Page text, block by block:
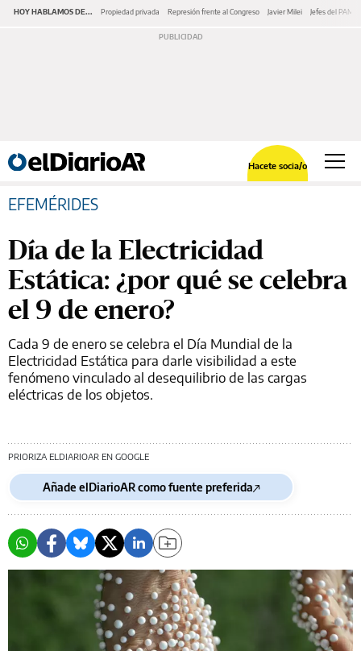
HOY HABLAMOS DE... Propiedad privada Represión frente al Congreso Javier Milei Jefes del PAMI
Hacete socia/o
EFEMÉRIDES
Día de la Electricidad
Estática: ¿por qué se celebra
el 9 de enero?
Cada 9 de enero se celebra el Día Mundial de la
Electricidad Estática para darle visibilidad a este
fenómeno vinculado al desequilibrio de las cargas
eléctricas de los objetos.
PRIORIZA ELDIARIOAR EN GOOGLE
Añade elDiarioAR como fuente preferida